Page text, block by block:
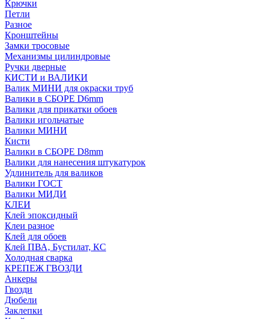
Крючки
Петли
Разное
Кронштейны
Замки тросовые
Механизмы цилиндровые
Ручки дверные
КИСТИ и ВАЛИКИ
Валик МИНИ для окраски труб
Валики в СБОРЕ D6mm
Валики для прикатки обоев
Валики игольчатые
Валики МИНИ
Кисти
Валики в СБОРЕ D8mm
Валики для нанесения штукатурок
Удлинитель для валиков
Валики ГОСТ
Валики МИДИ
КЛЕИ
Клей эпоксидный
Клеи разное
Клей для обоев
Клей ПВА, Бустилат, КС
Холодная сварка
КРЕПЕЖ ГВОЗДИ
Анкеры
Гвозди
Дюбели
Заклепки